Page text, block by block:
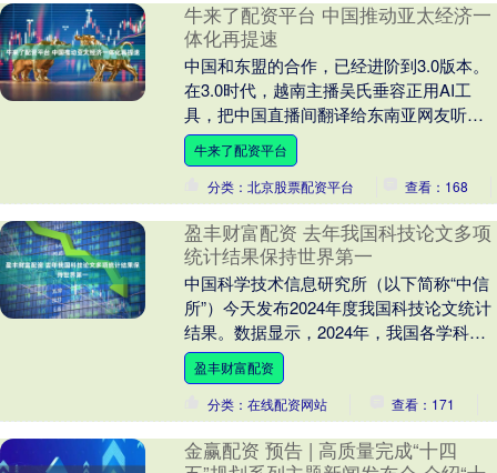
牛来了配资平台 中国推动亚太经济一
体化再提速
中国和东盟的合作，已经进阶到3.0版本。
在3.0时代，越南主播吴氏垂容正用AI工
具，把中国直播间翻译给东南亚网友听，
带动中国美妆、小家电热销出海。在泰
国，一间....
牛来了配资平台
分类：北京股票配资平台
查看：168
盈丰财富配资 去年我国科技论文多项
统计结果保持世界第一
中国科学技术信息研究所（以下简称“中信
所”）今天发布2024年度我国科技论文统计
结果。数据显示，2024年，我国各学科最
具影响力期刊论文数量、高水平国际期刊
论文....
盈丰财富配资
分类：在线配资网站
查看：171
金赢配资 预告 | 高质量完成“十四